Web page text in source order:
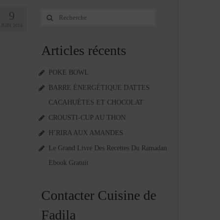
9
JUIN 2016
Rechercher
Articles récents
POKE BOWL
BARRE ÉNERGÉTIQUE DATTES
CACAHUÈTES ET CHOCOLAT
CROUSTI-CUP AU THON
H’RIRA AUX AMANDES
Le Grand Livre Des Recettes Du Ramadan
Ebook Gratuit
Contacter Cuisine de
Fadila